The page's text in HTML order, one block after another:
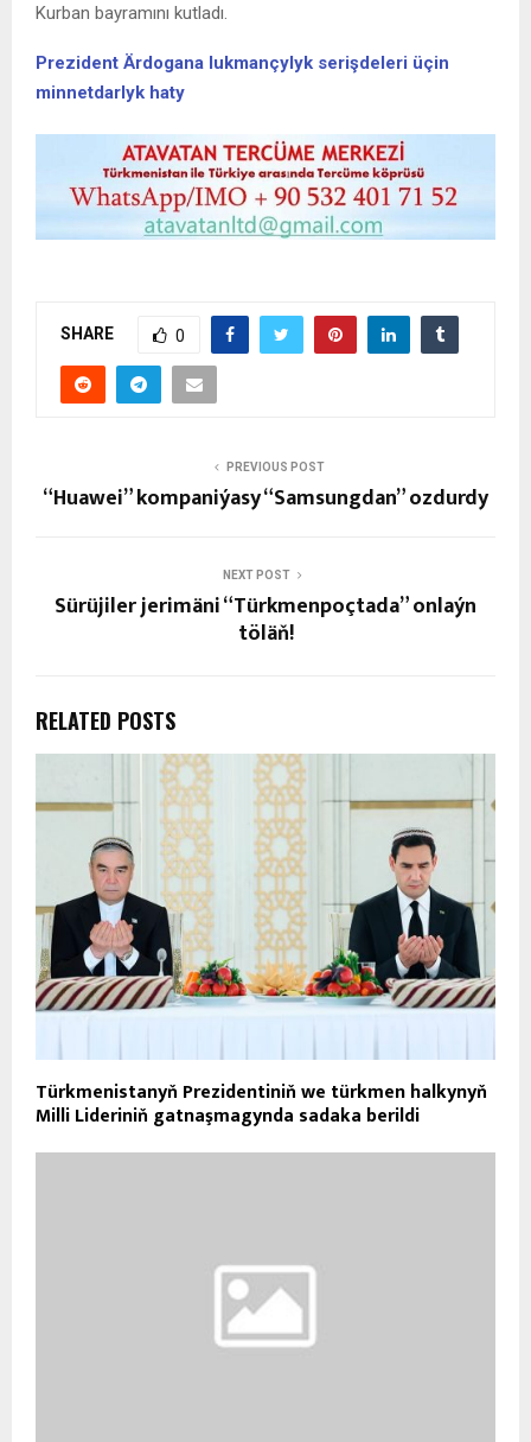
Kurban bayramını kutladı.
Prezident Ärdogana lukmançylyk serişdeleri üçin
minnetdarlyk haty
SHARE 0
PREVIOUS POST
“Huawei” kompaniýasy “Samsungdan” ozdurdy
NEXT POST
Sürüjiler jerimäni “Türkmenpoçtada” onlaýn
töläň!
RELATED POSTS
Türkmenistanyň Prezidentiniň we türkmen halkynyň
Milli Lideriniň gatnaşmagynda sadaka berildi